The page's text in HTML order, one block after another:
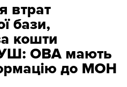
втрат
бази,
кошти
ОВА мають
до МОН